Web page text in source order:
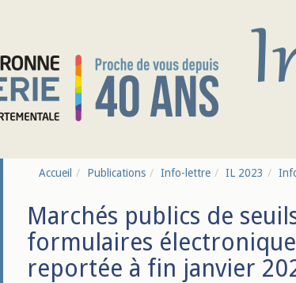
Accueil Publications Info-lettre IL 2023
Marchés publics de
formulaires
reportée à fin janvier